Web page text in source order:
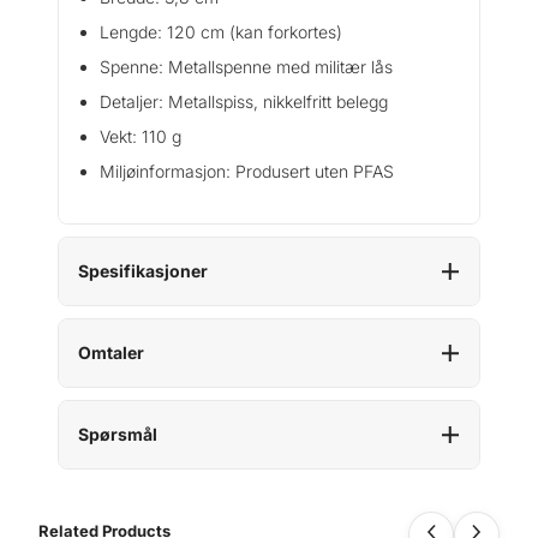
Lengde: 120 cm (kan forkortes)
Spenne: Metallspenne med militær lås
Detaljer: Metallspiss, nikkelfritt belegg
Vekt: 110 g
Miljøinformasjon: Produsert uten PFAS
Spesifikasjoner
Omtaler
Spørsmål
Related Products